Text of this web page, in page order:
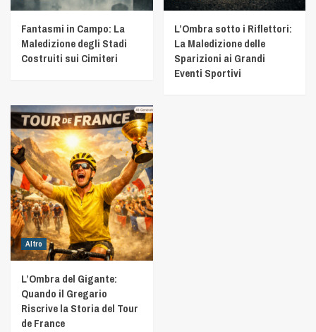
Fantasmi in Campo: La
Maledizione degli Stadi
Costruiti sui Cimiteri
L’Ombra sotto i Riflettori:
La Maledizione delle
Sparizioni ai Grandi
Eventi Sportivi
Altro
L’Ombra del Gigante:
Quando il Gregario
Riscrive la Storia del Tour
de France